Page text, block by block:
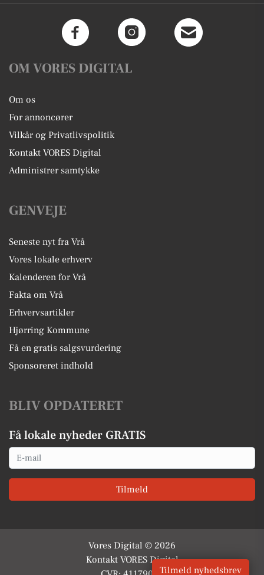
OM VORES DIGITAL
Om os
For annoncører
Vilkår og Privatlivspolitik
Kontakt VORES Digital
Administrer samtykke
GENVEJE
Seneste nyt fra Vrå
Vores lokale erhverv
Kalenderen for Vrå
Fakta om Vrå
Erhvervsartikler
Hjørring Kommune
Få en gratis salgsvurdering
Sponsoreret indhold
BLIV OPDATERET
Få lokale nyheder GRATIS
Email
Tilmeld
Vores Digital © 2026
Kontakt VORES Digital
Tilmeld nyhedsbrev